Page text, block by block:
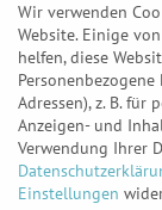
Formular
Ihr
Firma
Wir verwenden
Website. Einige
helfen, diese
Adressen), z. B.
Anzeigen- und
Verwendung Ihrer
Einstellungen